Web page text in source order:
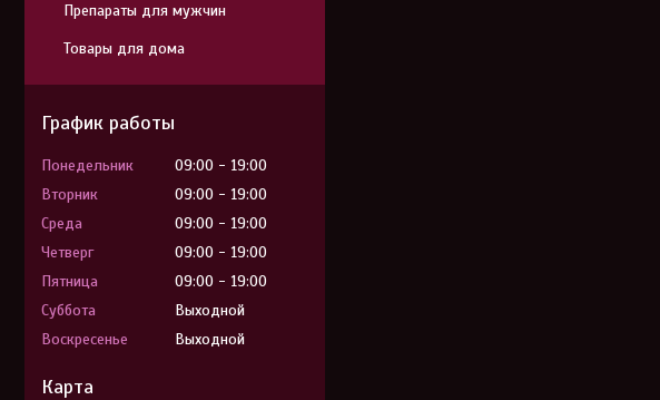
Препараты для мужчин
Товары для дома
График работы
Понедельник 09:00
19:00
Вторник
09:00
19:00
Среда
09:00
19:00
Четверг
09:00
19:00
Пятница
09:00
19:00
Суббота
Выходной
Воскресенье
Выходной
Карта